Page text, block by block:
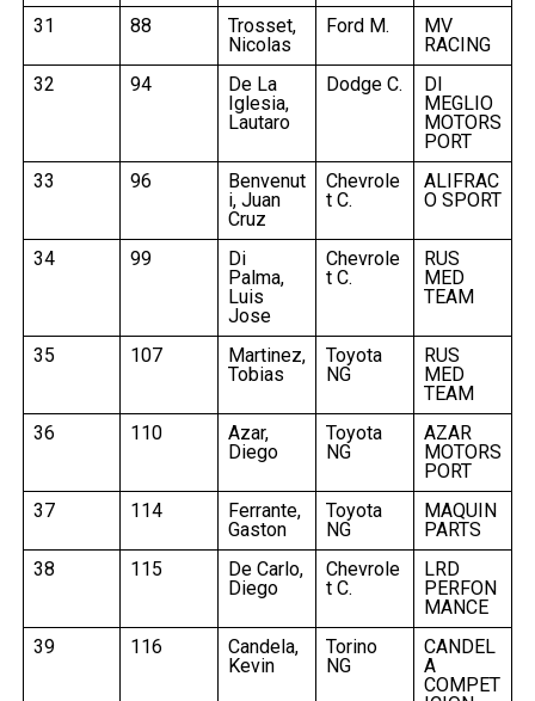
31
88
Trosset,
Nicolas
Ford M.
MV
RACING
32
94
De La
Iglesia,
Lautaro
Dodge C.
DI
MEGLIO
MOTORS
PORT
33
96
Benvenut
i, Juan
Cruz
Chevrole
t C.
ALIFRAC
O SPORT
34 99
Di
Palma,
Luis
Jose
Chevrole
t C.
RUS
MED
TEAM
35 107
Martinez,
Tobias
Toyota
NG
RUS
MED
TEAM
36
110
Azar,
Diego
Toyota
NG
AZAR
MOTORS
PORT
37
114
Ferrante,
Gaston
Toyota
NG
MAQUIN
PARTS
38
115
De Carlo,
Diego
Chevrole
t C.
LRD
PERFON
MANCE
39
116
Candela,
Kevin
Torino
NG
CANDEL
A
COMPET